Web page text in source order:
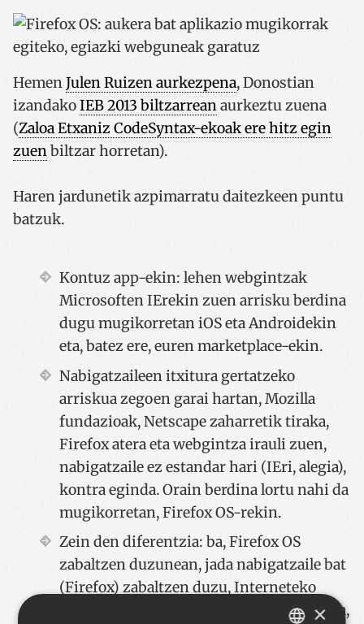
HemenJulen Ruizen aurkezpena, Donostian
izandakoIEB 2013 biltzarreanaurkeztu zuena
(Zaloa Etxaniz CodeSyntax-ekoak ere hitz egin
zuenbiltzar horretan).
Haren jardunetik azpimarratu daitezkeen puntu
batzuk.
Kontuz app-ekin: lehen webgintzak
Microsoften IErekin zuen arrisku berdina
dugu mugikorretan iOS eta Androidekin
eta, batez ere, euren marketplace-ekin.
Nabigatzaileen itxitura gertatzeko
arriskua zegoen garai hartan, Mozilla
fundazioak, Netscape zaharretik tiraka,
Firefox atera eta webgintza irauli zuen,
nabigatzaile ez estandar hari (IEri, alegia),
kontra eginda. Orain berdina lortu nahi da
mugikorretan, Firefox OS-rekin.
Zein den diferentzia: ba, Firefox OS
zabaltzen duzunean, jada nabigatzaile bat
(Firefox) zabaltzen duzu, Interneteko
nabigatzailea bera da sistema eragilea. Eta,
×